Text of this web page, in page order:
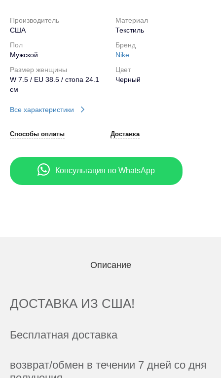
Производитель
США
Материал
Текстиль
Пол
Мужской
Бренд
Nike
Размер женщины
W 7.5 / EU 38.5 / стопа 24.1
см
Цвет
Черный
Все характеристики
Способы оплаты Доставка
Консультация по WhatsApp
Описание
ДОСТАВКА ИЗ США!
Бесплатная доставка
возврат/обмен в течении 7 дней со дня